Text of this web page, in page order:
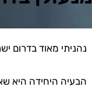
נהניתי מאוד בדרום
הבעיה היחידה היא